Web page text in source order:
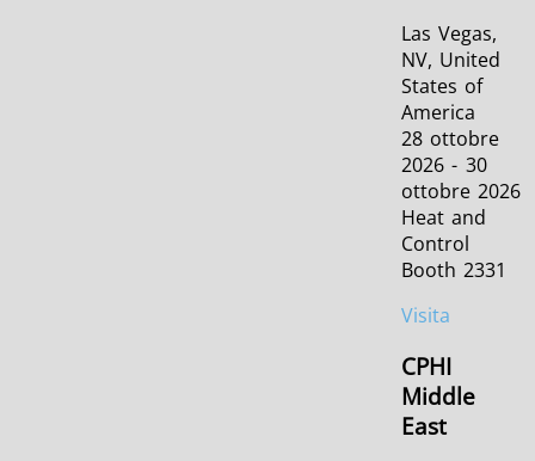
Las Vegas,
NV, United
States of
America
28 ottobre
2026 - 30
ottobre 2026
Heat and
Control
Booth 2331
Visita
CPHI
Middle
East